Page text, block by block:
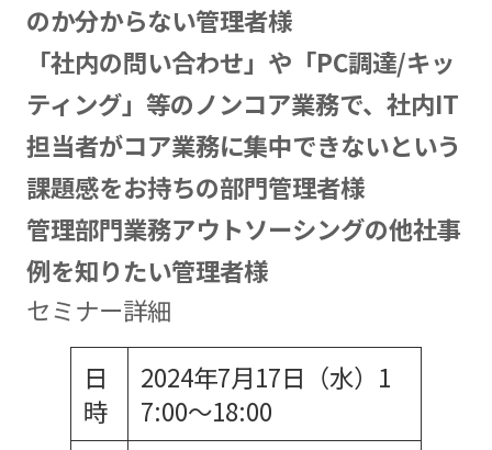
のか分からない管理者様
「社内の問い合わせ」や「PC調達/キッ
ティング」等のノンコア業務で、社内IT
担当者がコア業務に集中できないという
課題感をお持ちの部門管理者様
管理部門業務アウトソーシングの他社事
例を知りたい管理者様
セミナー詳細
日
時
2024年7月17日（水）1
7:00〜18:00